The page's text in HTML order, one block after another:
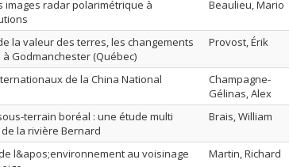
images radar polarimétrique à
Beaulieu, Mario
la valeur des terres, les changements
Godmanchester (Québec)
Provost, Érik
de la China National
Champagne-
Gélinas, Alex
terrain boréal : une étude multi
la rivière Bernard
Brais, William
l&apos;environnement au voisinage
Martin, Richard